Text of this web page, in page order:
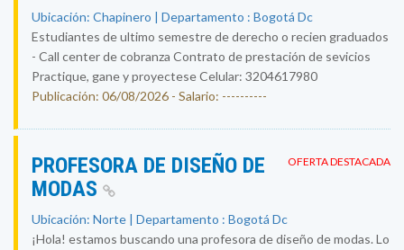
Ubicación: Chapinero | Departamento : Bogotá Dc
Estudiantes de ultimo semestre de derecho o recien graduados
- Call center de cobranza Contrato de prestación de sevicios
Practique, gane y proyectese Celular: 3204617980
Publicación: 06/08/2026 - Salario: ----------
OFERTA DESTACADA
PROFESORA DE DISEÑO DE
MODAS
Ubicación: Norte | Departamento : Bogotá Dc
¡Hola! estamos buscando una profesora de diseño de modas. Lo